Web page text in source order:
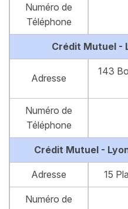
Numéro de
Téléphone
Crédit Mutuel -
Adresse
143
Numéro de
Téléphone
Crédit Mutuel -
Adresse 15
Numéro de